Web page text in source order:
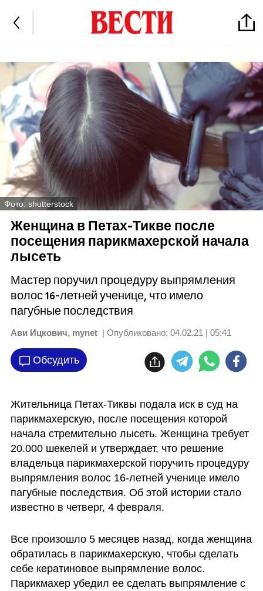
Фото: shutterstock
Женщина в Петах-Тикве после
посещения парикмахерской начала
лысеть
Мастер поручил процедуру выпрямления
волос 16-летней ученице, что имело
пагубные последствия
Ави Ицкович, mynet | Опубликовано: 04.02.21 | 05:41
Обсудить
Жительница Петах-Тиквы подала иск в суд на
парикмахерскую, после посещения которой
начала стремительно лысеть. Женщина требует
20.000 шекелей и утверждает, что решение
владельца парикмахерской поручить процедуру
выпрямления волос 16-летней ученице имело
пагубные последствия. Об этой истории стало
известно в четверг, 4 февраля.
Все произошло 5 месяцев назад, когда женщина
обратилась в парикмахерскую, чтобы сделать
себе кератиновое выпрямление волос.
Парикмахер убедил ее сделать выпрямление с